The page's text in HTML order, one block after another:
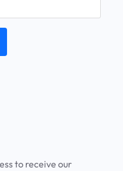
to receive our